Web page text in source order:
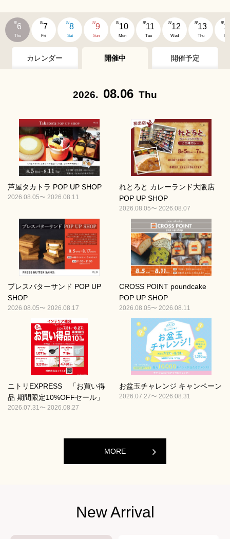
8/6
Thu
8/7
Fri
8/8
Sat
8/9
Sun
8/10
Mon
8/11
Tue
8/12
Wed
8/13
Thu
8/
カレンダー 開催中 開催予定
2026. 08.06 Thu
芦屋タカトラ POP UP SHOP
2026.08.05〜 2026.08.11
れとろと カレーランド大阪店
POP UP SHOP
2026.08.05〜 2026.08.07
プレスバターサンド POP UP
SHOP
2026.08.05〜 2026.08.17
CROSS POINT poundcake
POP UP SHOP
2026.08.05〜 2026.08.11
ニトリEXPRESS 「お買い得
品 期間限定10%OFFセール」
2026.07.31〜 2026.08.27
お盆玉チャレンジ キャンペーン
2026.07.27〜 2026.08.31
MORE
New Arrival